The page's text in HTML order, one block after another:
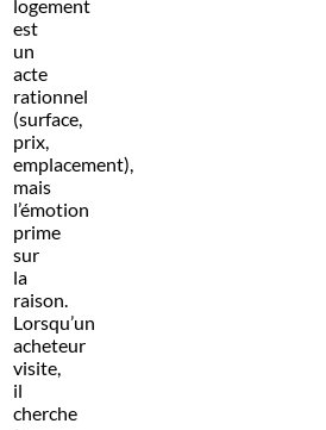
logement
est
un
acte
rationnel
(surface,
prix,
emplacement),
mais
l’émotion
prime
sur
la
raison.
Lorsqu’un
acheteur
visite,
il
cherche